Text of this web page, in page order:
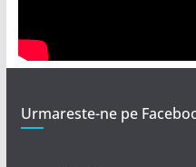
Urmareste-ne pe